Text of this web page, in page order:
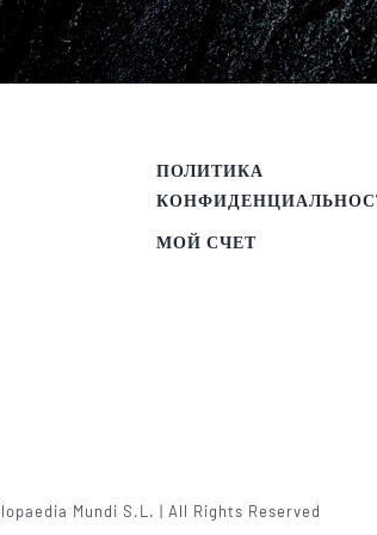
ПОЛИТИКА
МОЙ СЧЕТ
Mundi S.L. | All Rights Reserved